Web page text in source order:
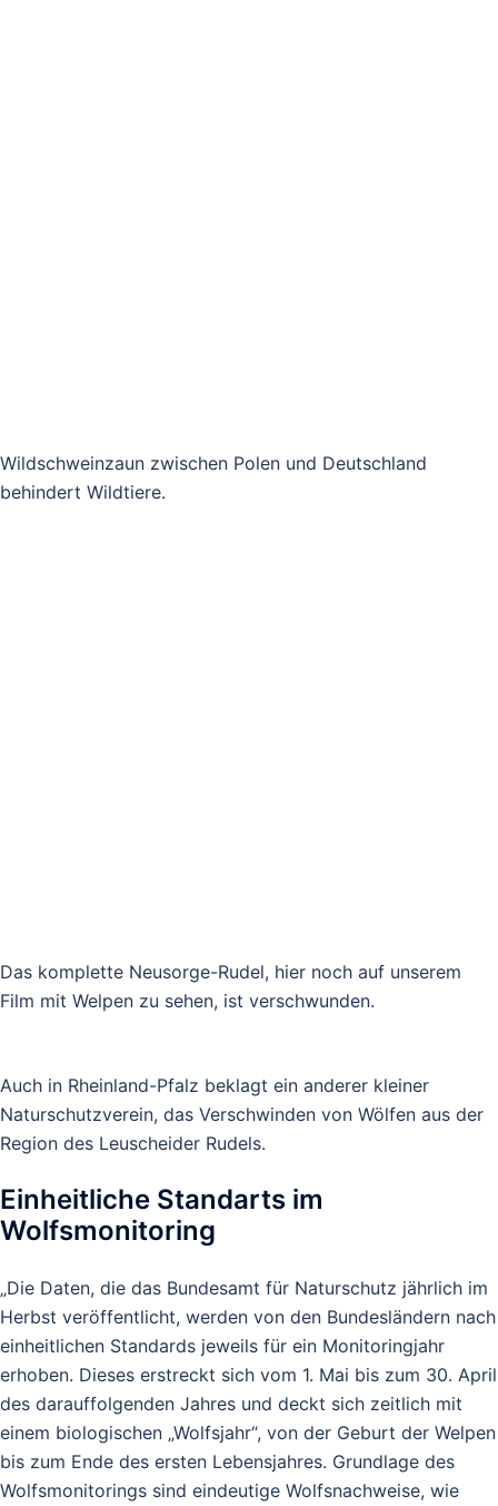
Wildschweinzaun zwischen Polen und Deutschland
behindert Wildtiere.
Das komplette Neusorge-Rudel, hier noch auf unserem
Film mit Welpen zu sehen, ist verschwunden.
Auch in Rheinland-Pfalz beklagt ein anderer kleiner
Naturschutzverein, das Verschwinden von Wölfen aus der
Region des Leuscheider Rudels.
Einheitliche Standarts im
Wolfsmonitoring
„Die Daten, die das Bundesamt für Naturschutz jährlich im
Herbst veröffentlicht, werden von den Bundesländern nach
einheitlichen Standards jeweils für ein Monitoringjahr
erhoben. Dieses erstreckt sich vom 1. Mai bis zum 30. April
des darauffolgenden Jahres und deckt sich zeitlich mit
einem biologischen „Wolfsjahr“, von der Geburt der Welpen
bis zum Ende des ersten Lebensjahres. Grundlage des
Wolfsmonitorings sind eindeutige Wolfsnachweise, wie